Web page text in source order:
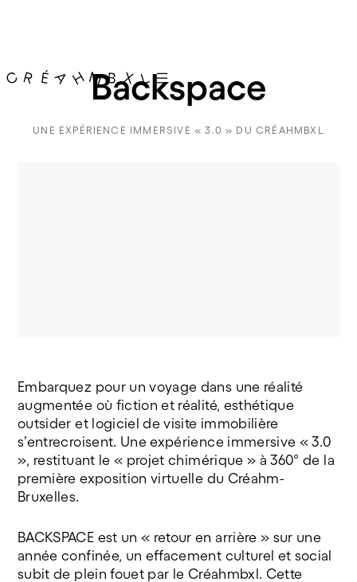
Backspace
UNE EXPÉRIENCE IMMERSIVE « 3.0 » DU CRÉAHMBXL
Embarquez pour un voyage dans une réalité
augmentée où fiction et réalité, esthétique
outsider et logiciel de visite immobilière
s’entrecroisent. Une expérience immersive « 3.0
», restituant le « projet chimérique » à 360° de la
première exposition virtuelle du Créahm-
Bruxelles.
BACKSPACE est un « retour en arrière » sur une
année confinée, un effacement culturel et social
subit de plein fouet par le Créahmbxl. Cette